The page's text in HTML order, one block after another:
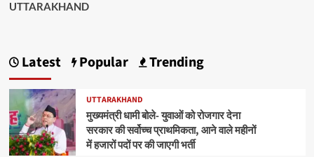
UTTARAKHAND
Latest Popular Trending
UTTARAKHAND
मुख्यमंत्री धामी बोले- युवाओं को रोजगार देना
सरकार की सर्वोच्च प्राथमिकता, आने वाले महीनों
में हजारों पदों पर की जाएगी भर्ती